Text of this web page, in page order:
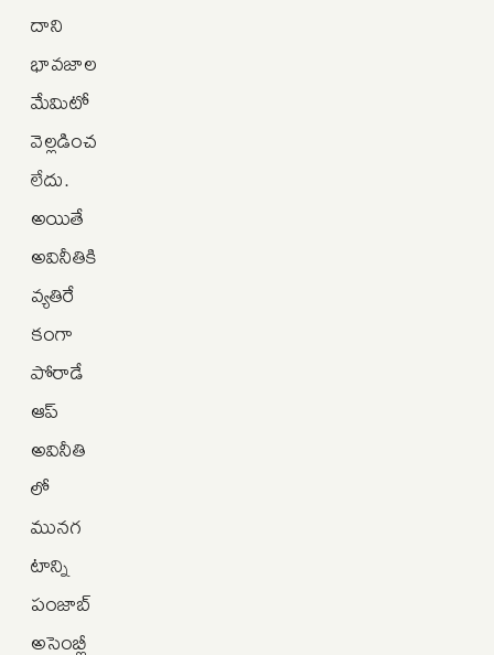
దాని
భావజాల
మేమిటో
వెల్లడించ
లేదు.
అయితే
అవినీతికి
వ్యతిరే
కంగా
పోరాడే
ఆప్
అవినీతి
లో
మునగ
టాన్ని
పంజాబ్
అసెంబ్లీ